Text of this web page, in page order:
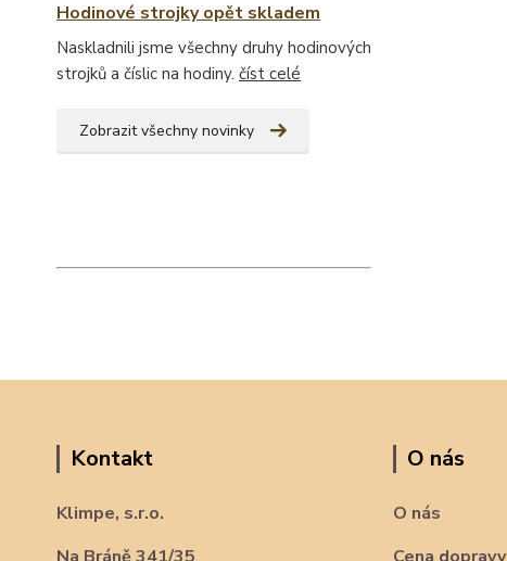
Hodinové strojky opět skladem
Naskladnili jsme všechny druhy hodinových
strojků a číslic na hodiny. číst celé
Zobrazit všechny novinky
Kontakt
Klimpe, s.r.o.
O nás
O nás